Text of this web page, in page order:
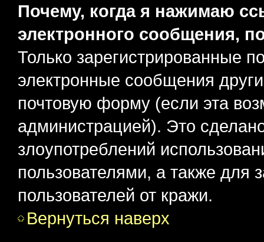
Почему, когда я нажимаю
электронного сообщения,
Только зарегистрированные
электронные сообщения
почтовую форму (если эта
администрацией). Это
злоупотреблений
пользователями, а также для
пользователей от кражи.
Вернуться наверх